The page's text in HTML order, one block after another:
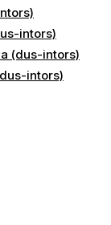
intors)
(dus-intors)
intors)